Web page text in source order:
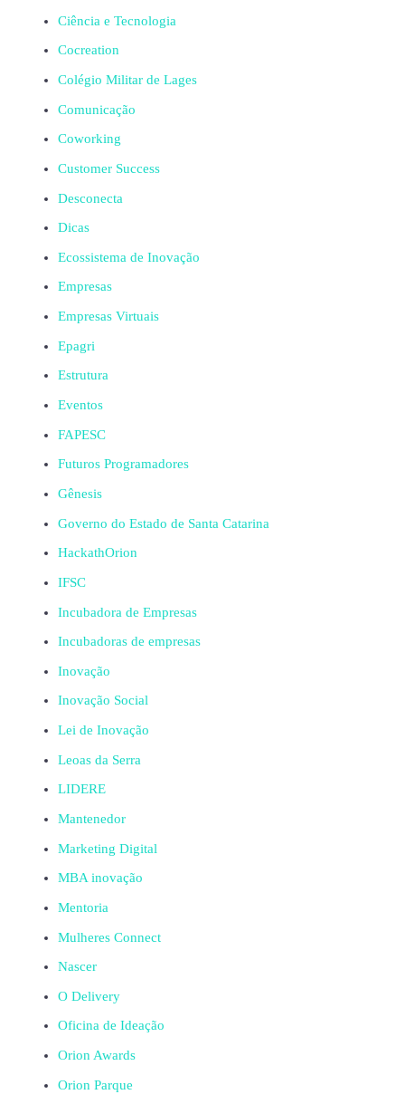
Ciência e Tecnologia
Cocreation
Colégio Militar de Lages
Comunicação
Coworking
Customer Success
Desconecta
Dicas
Ecossistema de Inovação
Empresas
Empresas Virtuais
Epagri
Estrutura
Eventos
FAPESC
Futuros Programadores
Gênesis
Governo do Estado de Santa Catarina
HackathOrion
IFSC
Incubadora de Empresas
Incubadoras de empresas
Inovação
Inovação Social
Lei de Inovação
Leoas da Serra
LIDERE
Mantenedor
Marketing Digital
MBA inovação
Mentoria
Mulheres Connect
Nascer
O Delivery
Oficina de Ideação
Orion Awards
Orion Parque